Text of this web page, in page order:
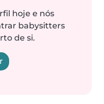
hoje e nós
babysitters
de si.